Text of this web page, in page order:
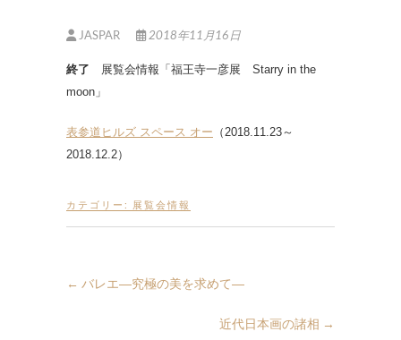
JASPAR 2018年11月16日
終了 展覧会情報「福王寺一彦展 Starry in the
moon」
表参道ヒルズ スペース オー （2018.11.23～
2018.12.2）
カテゴリー: 展覧会情報
← バレエ―究極の美を求めて―
近代日本画の諸相 →